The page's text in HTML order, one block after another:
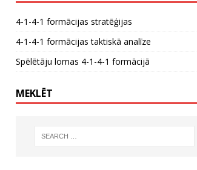
4-1-4-1 formācijas stratēģijas
4-1-4-1 formācijas taktiskā analīze
Spēlētāju lomas 4-1-4-1 formācijā
MEKLĒT